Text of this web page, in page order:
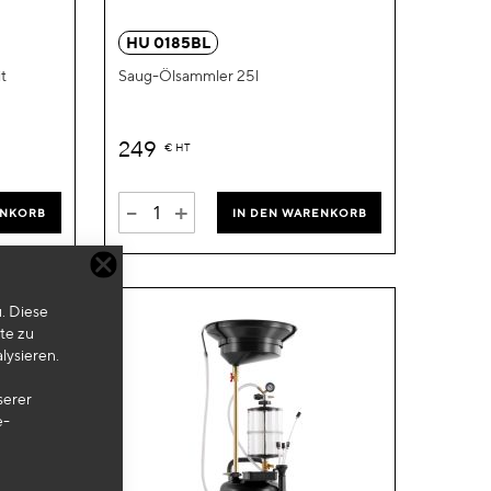
Diese
zu
hinzufügen
HU 0185BL
Saug-Ölsammler 25l
249 € HT
- + IN DEN WARENKORB